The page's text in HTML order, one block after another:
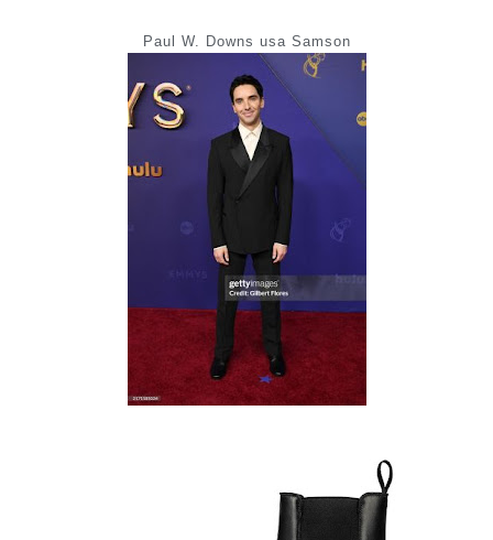
Paul W. Downs usa Samson